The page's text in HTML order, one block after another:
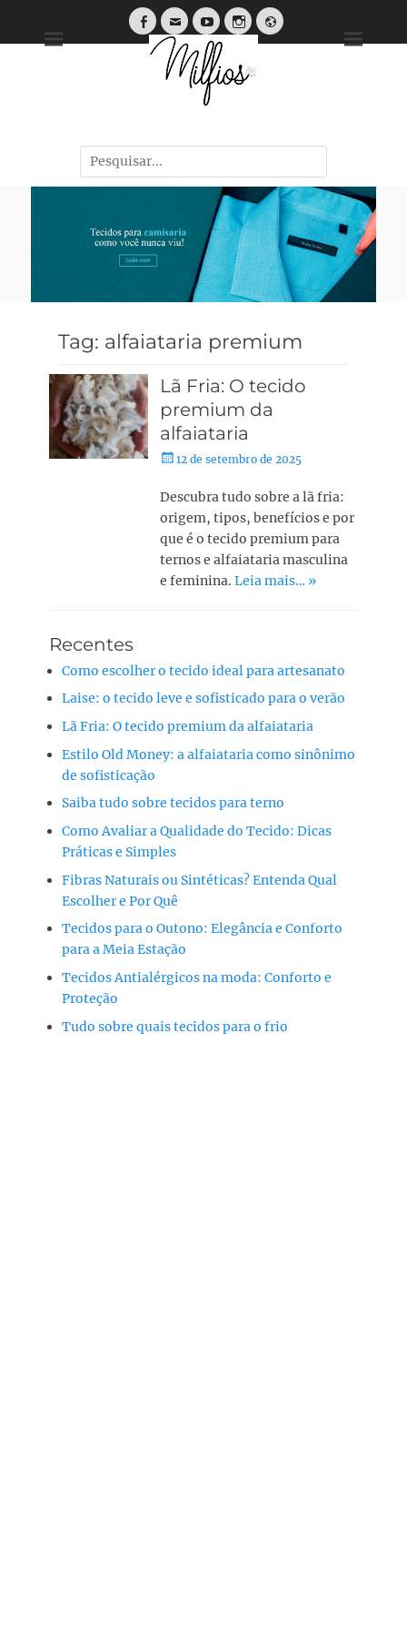
Tendências, Dicas e Guias de Tecidos
Tag: alfaiataria premium
Lã Fria: O tecido
premium da
alfaiataria
12 de setembro de 2025
Descubra tudo sobre a lã fria:
origem, tipos, benefícios e por
que é o tecido premium para
ternos e alfaiataria masculina
e feminina.Leia mais… »
Recentes
Como escolher o tecido ideal para artesanato
Laise: o tecido leve e sofisticado para o verão
Lã Fria: O tecido premium da alfaiataria
Estilo Old Money: a alfaiataria como sinônimo
de sofisticação
Saiba tudo sobre tecidos para terno
Como Avaliar a Qualidade do Tecido: Dicas
Práticas e Simples
Fibras Naturais ou Sintéticas? Entenda Qual
Escolher e Por Quê
Tecidos para o Outono: Elegância e Conforto
para a Meia Estação
Tecidos Antialérgicos na moda: Conforto e
Proteção
Tudo sobre quais tecidos para o frio